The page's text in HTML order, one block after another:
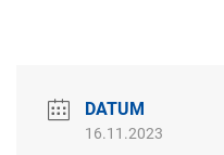
DATUM
16.11.2023